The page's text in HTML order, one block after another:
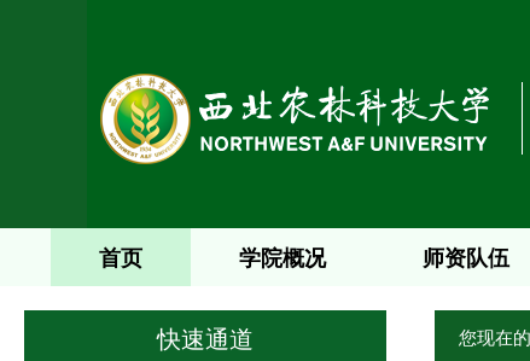
首页 学院概况 师资队伍
快速通道 您现在